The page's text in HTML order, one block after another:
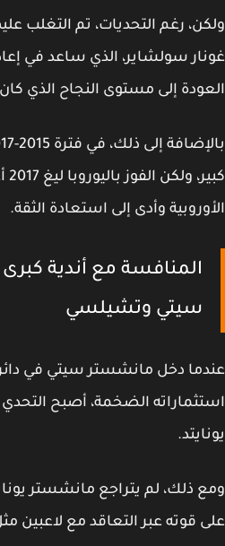
رغم التحديات، تم التغلب
سولشاير، الذي ساعد في إعادة
إلى مستوى النجاح الذي كان
كبير،
وأدى إلى استعادة الثقة.
المنافسة مع أندية
سيتي وتشيلسي
دخل مانشستر سيتي في دائرة
الضخمة، أصبح التحدي
ذلك، لم يتراجع مانشستر
قوته عبر التعاقد مع لاعبين مثل